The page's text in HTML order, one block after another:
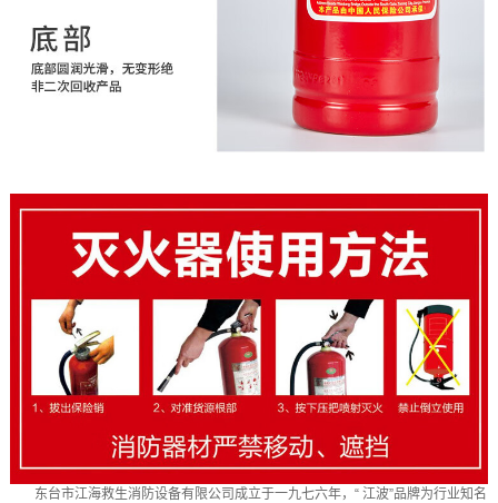
东台市江海救生消防设备有限公司成立于一九七六年，“ 江波”品牌为行业知名